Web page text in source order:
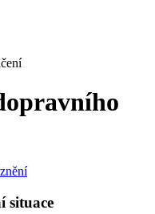
situace